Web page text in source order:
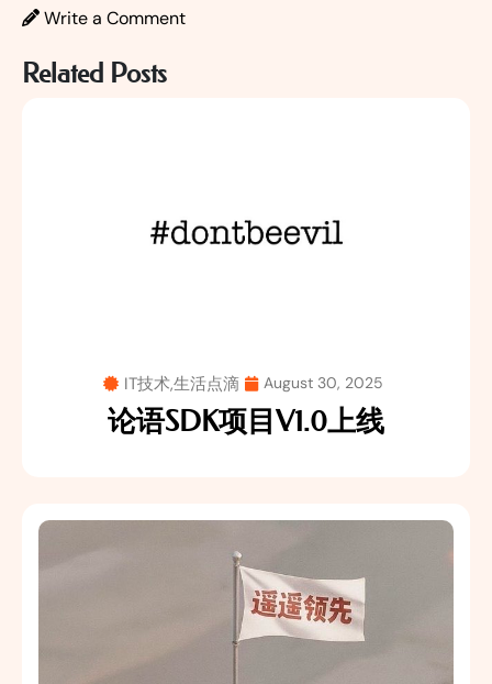
Write a Comment
Related Posts
IT技术,生活点滴 August 30, 2025
论语SDK项目V1.0上线